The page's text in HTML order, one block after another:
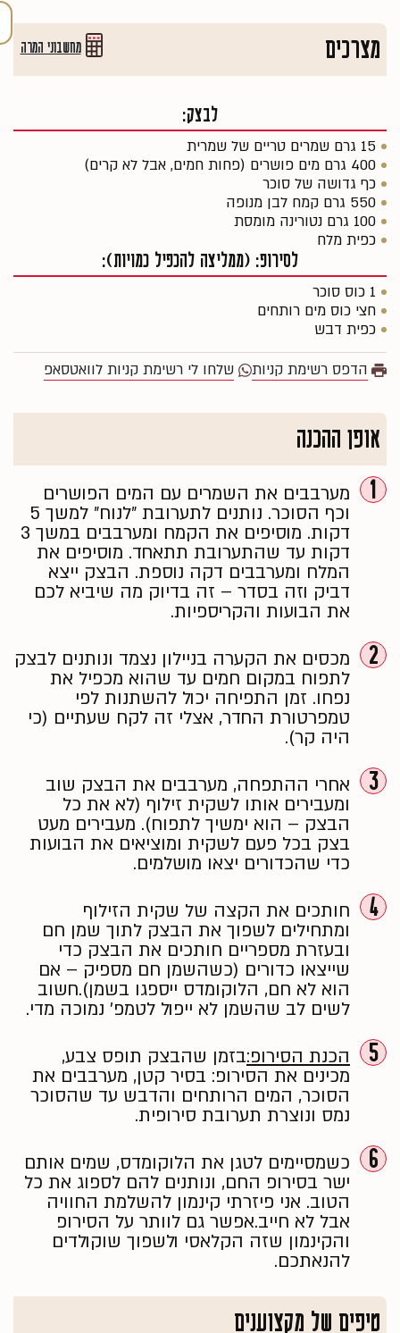
מצרכים מחשבוני המרה
לבצק:
15 גרם שמרים טריים של שמרית
400 גרם מים פושרים (פחות חמים, אבל לא קרים)
כף גדושה של סוכר
550 גרם קמח לבן מנופה
100 גרם נטורינה מומסת
כפית מלח
לסירופ: (ממליצה להכפיל כמויות):
1 כוס סוכר
חצי כוס מים רותחים
כפית דבש
הדפס רשימת קניות שלחו לי רשימת קניות לוואטסאפ
אופן ההכנה
1
מערבבים את השמרים עם המים הפושרים
וכף הסוכר. נותנים לתערובת ״לנוח״ למשך 5
דקות. מוסיפים את הקמח ומערבבים במשך 3
דקות עד שהתערובת תתאחד. מוסיפים את
המלח ומערבבים דקה נוספת. הבצק ייצא
דביק וזה בסדר – זה בדיוק מה שיביא לכם
את הבועות והקריספיות.
2
מכסים את הקערה בניילון נצמד ונותנים לבצק
לתפוח במקום חמים עד שהוא מכפיל את
נפחו. זמן התפיחה יכול להשתנות לפי
טמפרטורת החדר, אצלי זה לקח שעתיים (כי
היה קר).
3
אחרי ההתפחה, מערבבים את הבצק שוב
ומעבירים אותו לשקית זילוף (לא את כל
הבצק – הוא ימשיך לתפוח). מעבירים מעט
בצק בכל פעם לשקית ומוציאים את הבועות
כדי שהכדורים יצאו מושלמים.
4
חותכים את הקצה של שקית הזילוף
ומתחילים לשפוך את הבצק לתוך שמן חם
ובעזרת מספריים חותכים את הבצק כדי
שייצאו כדורים (כשהשמן חם מספיק – אם
הוא לא חם, הלוקומדס ייספגו בשמן).חשוב
לשים לב שהשמן לא ייפול לטמפ' נמוכה מדי.
5 הכנת הסירופ:בזמן שהבצק תופס צבע,
מכינים את הסירופ: בסיר קטן, מערבבים את
הסוכר, המים הרותחים והדבש עד שהסוכר
נמס ונוצרת תערובת סירופית.
6
כשמסיימים לטגן את הלוקומדס, שמים אותם
ישר בסירופ החם, ונותנים להם לספוג את כל
הטוב. אני פיזרתי קינמון להשלמת החוויה
אבל לא חייב.אפשר גם לוותר על הסירופ
והקינמון שזה הקלאסי ולשפוך שוקולדים
להנאתכם.
טיפים של מקצוענים